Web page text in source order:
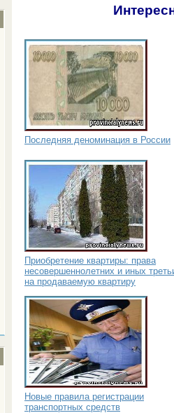
Последняя деноминация в России
Приобретение квартиры: права
несовершеннолетних и иных
на продаваемую квартиру
Новые правила регистрации
транспортных средств